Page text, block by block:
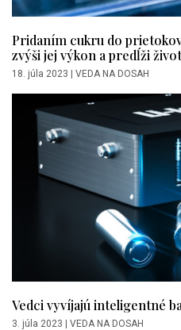
Pridaním cukru do
zvýši jej výkon a predĺži
18. júla 2023 VEDA NA DOSAH
Vedci vyvíjajú inteligentné
3. júla 2023 | VEDA NA DOSAH